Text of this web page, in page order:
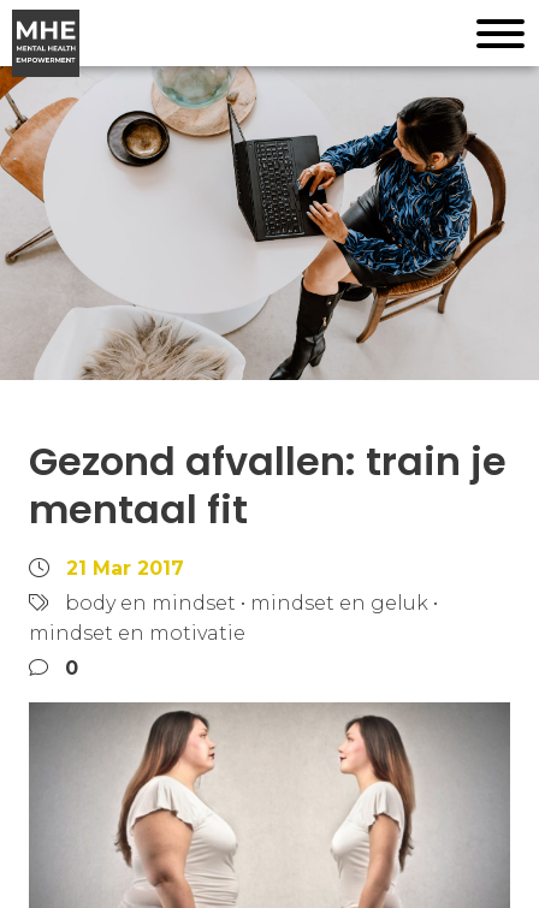
Gezond afvallen: train je
mentaal fit
21 Mar 2017
body en mindset • mindset en geluk •
mindset en motivatie
0